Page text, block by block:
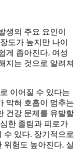
생의 주요 요인이
도가 높지만 나이
게 좁아진다. 여성
지는 것으로 알려져
이어질 수 있다는
막혀 호흡이 멈추는
건강 문제를 유발할
한 졸림과 피로가
수 있다. 장기적으로
위험도 높아진다. 실